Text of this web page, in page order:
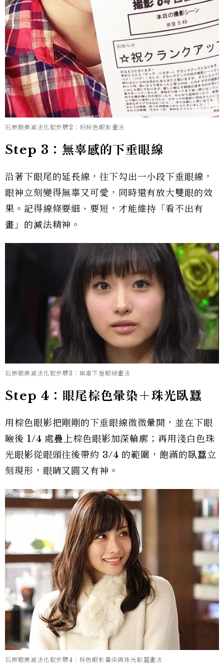
石原聰美減法化妝步驟2：粉棕色眼影畫法
Step 3：無辜感的下垂眼線
沿著下眼尾的延長線，往下勾出一小段下垂眼線，
眼神立刻變得無辜又可愛，同時還有放大雙眼的效
果。記得線條要細、要短，才能維持「看不出有
畫」的減法精神。
石原聰美減法化妝步驟3：無辜下垂眼線畫法
Step 4：眼尾棕色暈染＋珠光臥蠶
用棕色眼影把剛剛的下垂眼線微微暈開，並在下眼
瞼後 1/4 處疊上棕色眼影加深輪廓；再用淺白色珠
光眼影從眼頭往後帶約 3/4 的範圍，飽滿的臥蠶立
刻現形，眼睛又圓又有神。
石原聰美減法化妝步驟4：棕色眼影暈染與珠光臥蠶畫法